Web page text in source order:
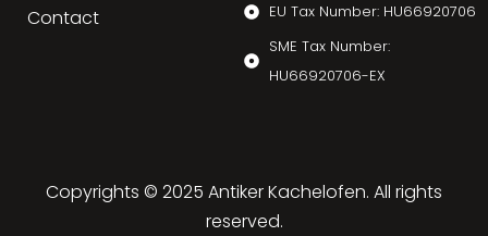
Contact
EU Tax Number: HU66920706
SME Tax Number:
HU66920706-EX
Copyrights © 2025 Antiker Kachelofen. All rights
reserved.